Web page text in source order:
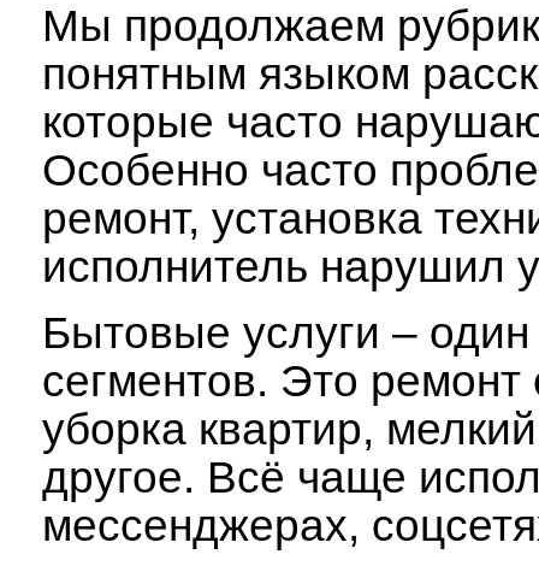
Мы продолжаем
понятным языком
которые часто
Особенно часто
ремонт, установка
исполнитель нарушил
Бытовые услуги –
сегментов. Это ремонт
уборка квартир,
другое. Всё чаще
мессенджерах,